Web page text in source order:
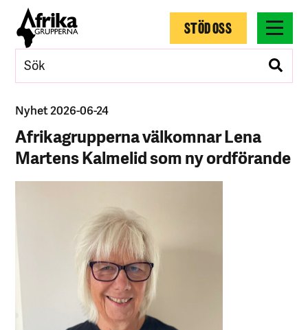
STÖD OSS
Nyhet 2026-06-24
Afrikagrupperna välkomnar Lena
Martens Kalmelid som ny ordförande